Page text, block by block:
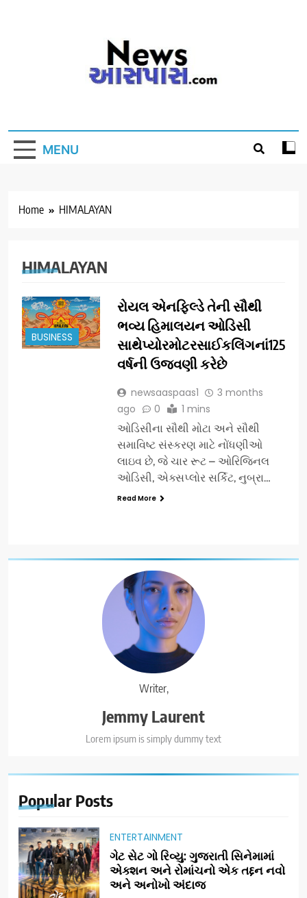
MENU
Home HIMALAYAN
Writer,
Jemmy Laurent
Lorem ipsum is simply dummy text
Popular Posts
ENTERTAINMENT
ગેટ સેટ ગો રિવ્યુ: ગુજરાતી સિનેમામાં
એક્શન અને રોમાંચનો એક તદ્દન નવો
અને અનોખો અંદાજ
HIMALAYAN
BUSINESS
રોયલ એનફિલ્ડે તેની સૌથી
ભવ્ય હિમાલયન ઓડિસી
સાથેપ્યોરમોટરસાઈકલિંગનાં125
વર્ષની ઉજવણી કરેછે
newsaaspaas1
3 months
ago
0 1 mins
ઓડિસીના સૌથી મોટા અને સૌથી
સમાવિષ્ટ સંસ્કરણ માટે નોંધણીઓ
લાઇવ છે, જે ચાર રૂટ – ઓરિજિનલ
ઓડિસી, એક્સપ્લોર સર્કિટ, નુબ્રા…
Read More